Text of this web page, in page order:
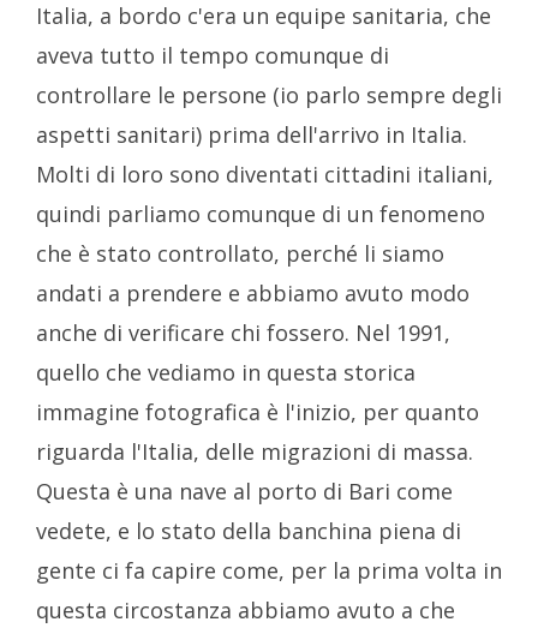
Italia, a bordo c'era un equipe sanitaria, che
aveva tutto il tempo comunque di
controllare le persone (io parlo sempre degli
aspetti sanitari) prima dell'arrivo in Italia.
Molti di loro sono diventati cittadini italiani,
quindi parliamo comunque di un fenomeno
che è stato controllato, perché li siamo
andati a prendere e abbiamo avuto modo
anche di verificare chi fossero. Nel 1991,
quello che vediamo in questa storica
immagine fotografica è l'inizio, per quanto
riguarda l'Italia, delle migrazioni di massa.
Questa è una nave al porto di Bari come
vedete, e lo stato della banchina piena di
gente ci fa capire come, per la prima volta in
questa circostanza abbiamo avuto a che